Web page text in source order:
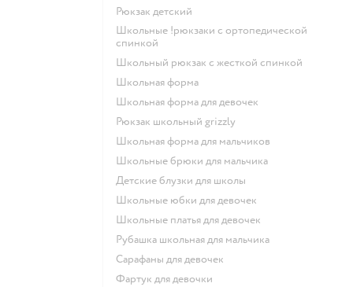
Рюкзак детский
Школьные !рюкзаки с ортопедической
спинкой
Школьный рюкзак с жесткой спинкой
Школьная форма
Школьная форма для девочек
Рюкзак школьный grizzly
Школьная форма для мальчиков
Школьные брюки для мальчика
Детские блузки для школы
Школьные юбки для девочек
Школьные платья для девочек
Рубашка школьная для мальчика
Сарафаны для девочек
Фартук для девочки